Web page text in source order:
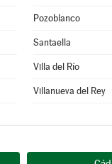
Pozoblanco
Santaella
Villa del Río
Villanueva del Rey